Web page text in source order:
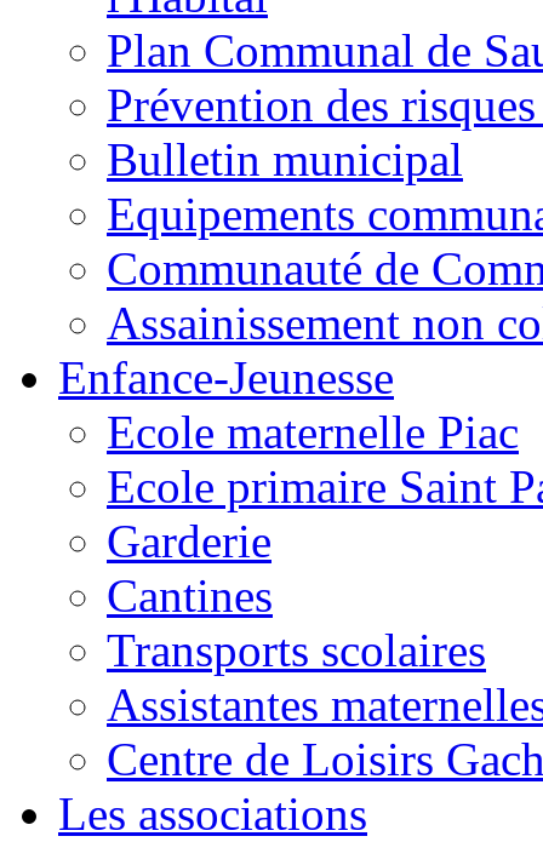
Plan Communal de
Prévention des
Bulletin municipal
Equipements
Communauté de
Assainissement non
Enfance-Jeunesse
Ecole maternelle Piac
Ecole primaire Saint
Garderie
Cantines
Transports scolaires
Assistantes
Centre de Loisirs
Les associations